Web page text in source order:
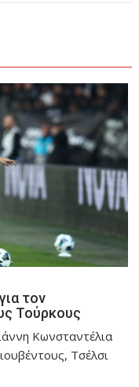
τον
Τούρκους
Κωνσταντέλια
Τσέλσι